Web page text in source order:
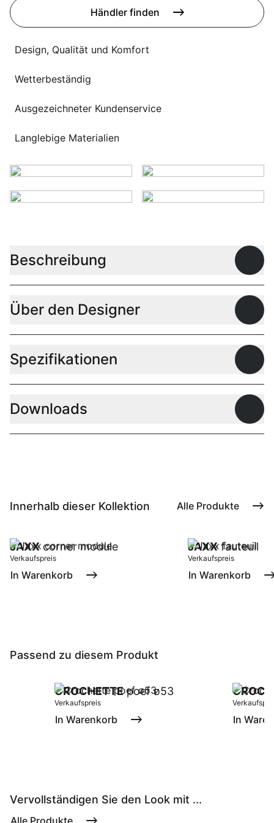
Uber uns
Händler finden
Design, Qualität und Komfort
Wetterbeständig
Ausgezeichneter Kundenservice
Langlebige Materialien
Beschreibung
Über den Designer
Spezifikationen
Downloads
Innerhalb dieser Kollektion Alle Produkte
JAXXcorner module
Verkaufspreis
In Warenkorb
JAXXfauteuil
Verkaufspreis
In Warenkorb
Passend zu diesem Produkt
CROCHETTEpoef ø53
Verkaufspreis
In Warenkorb In
Vervollständigen Sie den Look mit ...
Alle Produkte